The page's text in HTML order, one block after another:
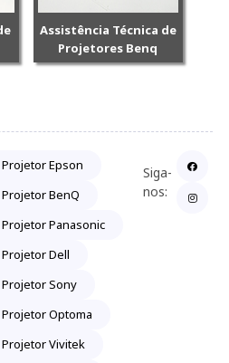
Assistência Técnica de
Projetores Benq
Epson
BenQ
Panasonic
Dell
Sony
Optoma
Vivitek
Siga-
nos: